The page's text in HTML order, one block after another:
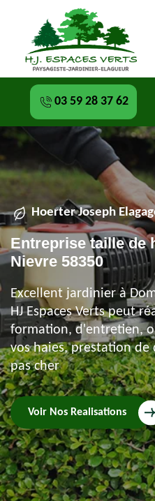
03 59 28 37 62
Hoerter Joseph
Entreprise taille de
Nievre 58350
Excellent jardinier à
HJ Espaces Verts peut
formation, d'entretien,
vos haies, prestation
pas cher
Voir Nos Realisations